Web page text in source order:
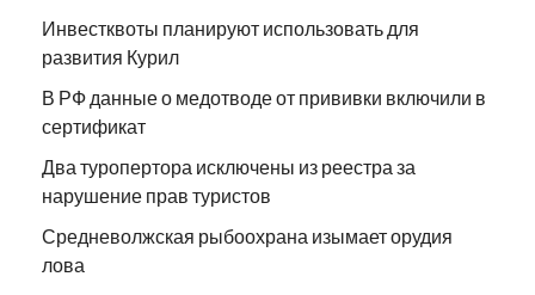
Инвестквоты планируют использовать для
развития Курил
В РФ данные о медотводе от прививки включили в
сертификат
Два туропертора исключены из реестра за
нарушение прав туристов
Средневолжская рыбоохрана изымает орудия
лова